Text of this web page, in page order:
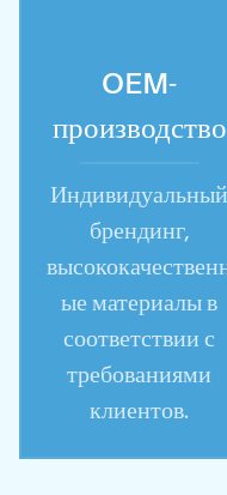
OEM-
производство
Индивидуальный
брендинг,
ые материалы в
соответствии с
требованиями
клиентов.